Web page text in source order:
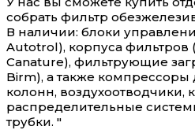
собрать фильтр
В наличии: блоки
Autotrol), корпуса фильтров
Canature), фильтрующие
Birm), а также
колонн,
распределительные
трубки. "